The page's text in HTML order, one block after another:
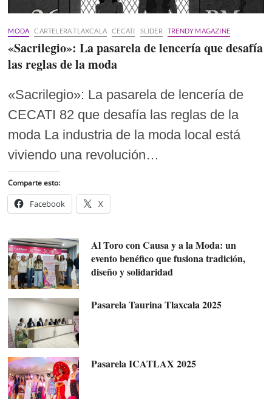
MODA CARTELERA TLAXCALA CECATI SLIDER TRENDY MAGAZINE
«Sacrilegio»: La pasarela de lencería que desafía
las reglas de la moda
«Sacrilegio»: La pasarela de lencería de
CECATI 82 que desafía las reglas de la
moda La industria de la moda local está
viviendo una revolución…
Comparte esto:
Facebook X
Al Toro con Causa y a la Moda: un
evento benéfico que fusiona tradición,
diseño y solidaridad
Pasarela Taurina Tlaxcala 2025
Pasarela ICATLAX 2025